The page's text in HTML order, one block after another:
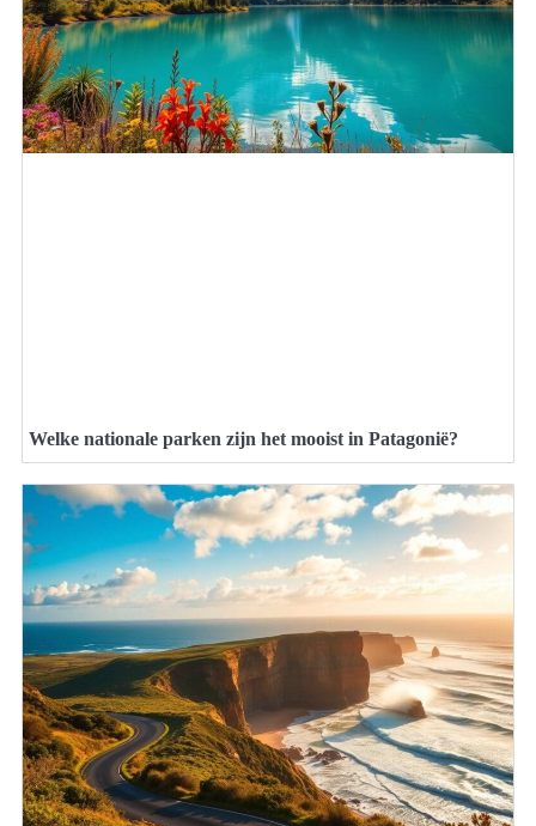
Welke nationale parken zijn het mooist in Patagonië?